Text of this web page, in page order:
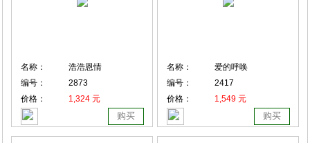
名称：
浩浩恩情
编号：
2873
价格：
1,324 元
购买
名称：
爱的呼唤
编号：
2417
价格：
1,549 元
购买